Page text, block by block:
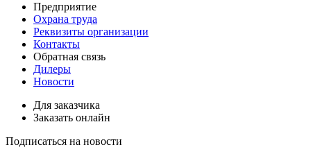
Предприятие
Охрана труда
Реквизиты организации
Контакты
Обратная связь
Дилеры
Новости
Для заказчика
Заказать онлайн
Подписаться на новости